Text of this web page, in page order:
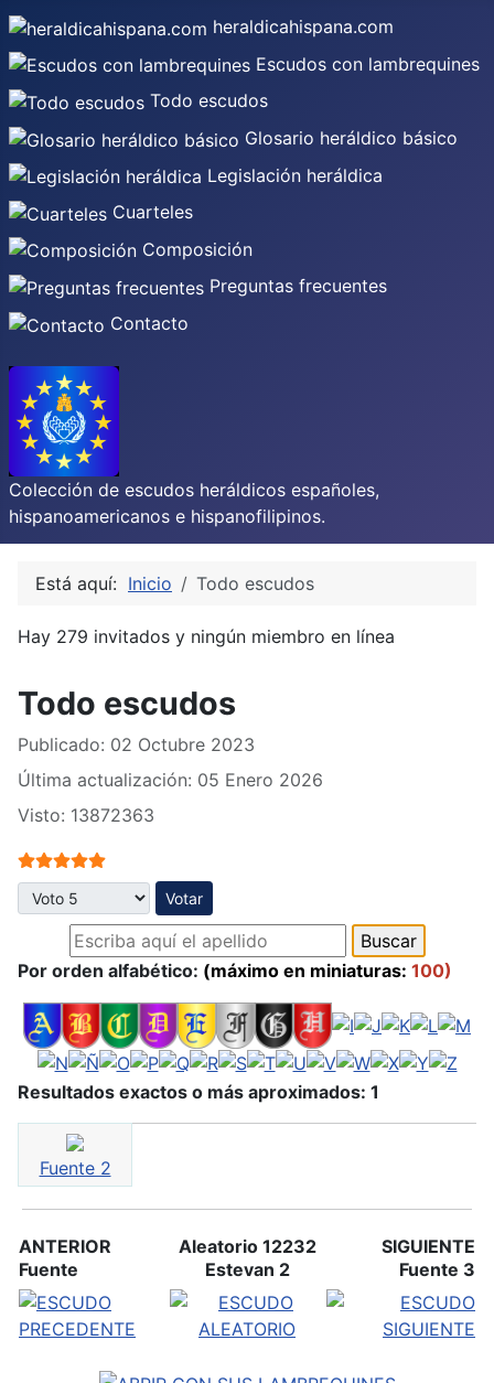
heraldicahispana.com
Escudos con lambrequines
Todo escudos
Glosario heráldico básico
Legislación heráldica
Cuarteles
Composición
Preguntas frecuentes
Contacto
Colección de escudos heráldicos españoles,
hispanoamericanos e hispanofilipinos.
Está aquí: Inicio Todo escudos
Hay 279 invitados y ningún miembro en línea
Todo escudos
Publicado: 02 Octubre 2023
Última actualización: 05 Enero 2026
Visto: 13872363
Ratio:5/5
Por favor, vote
Por orden alfabético: (máximo en miniaturas: 100)
Resultados exactos o más aproximados: 1
Fuente 2
ANTERIOR
Fuente
Aleatorio 12232
Estevan 2
SIGUIENTE
Fuente 3